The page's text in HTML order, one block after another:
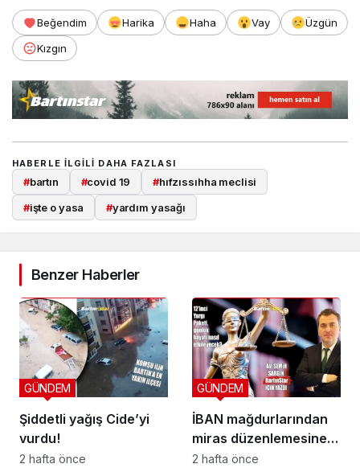
Beğendim Harika Haha Vay
Üzgün
Kızgın
HABERLE ILGILI DAHA FAZLASI
#bartın #covid 19 #hıfzıssıhha meclisi
#işte o yasa #yardım yasağı
Benzer Haberler
Şiddetli yağış Cide’yi
vurdu!
GÜNDEM
2 hafta önce
İBAN mağdurlarından
miras düzenlemesine
yeni yargı düzeni
GÜNDEM
2 hafta önce